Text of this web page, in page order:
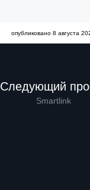
опубликовано 8 августа
Smartlink
Следующий